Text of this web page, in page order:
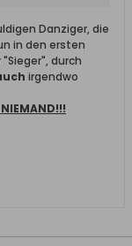
Danziger, die
in den ersten
durch
irgendwo
NIEMAND!!!